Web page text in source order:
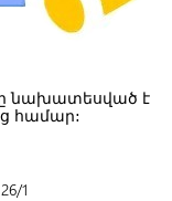
նախատեսված է
համար:
1